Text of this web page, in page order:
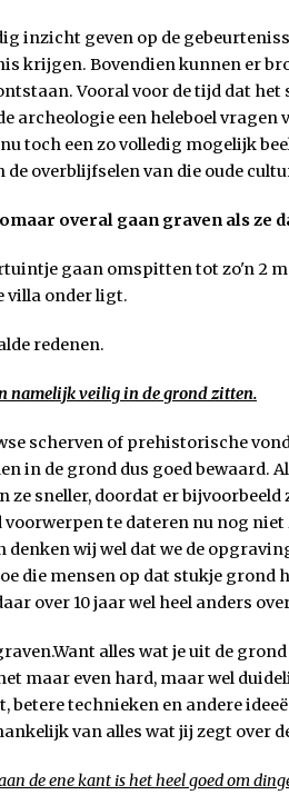
inzicht geven op de
krijgen. Bovendien kunnen er
Vooral voor de tijd dat
archeologie een heleboel vragen
toch een zo volledig mogelijk
overblijfselen van die oude
overal gaan graven als ze
gaan omspitten tot zo'n 2
villa onder ligt.
redenen.
namelijk veilig in de grond zitten.
scherven of prehistorische
in de grond dus goed bewaard.
ze sneller, doordat er
te dateren nu nog
denken wij wel dat we de
die mensen op dat stukje grond
over 10 jaar wel heel anders
alles wat je uit de
maar even hard, maar wel
betere technieken en andere
van alles wat jij zegt over
de ene kant is het heel goed om